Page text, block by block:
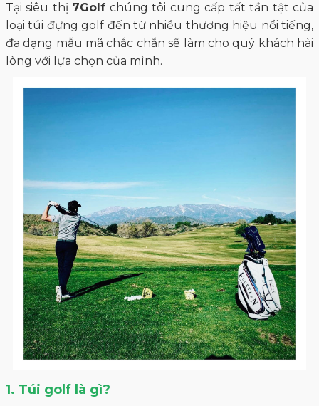
Tại siêu thị 7Golf chúng tôi cung cấp tất tần tật của
loại túi đựng golf đến từ nhiều thương hiệu nổi tiếng,
đa dạng mẫu mã chắc chắn sẽ làm cho quý khách hài
lòng với lựa chọn của mình.
1. Túi golf là gì?